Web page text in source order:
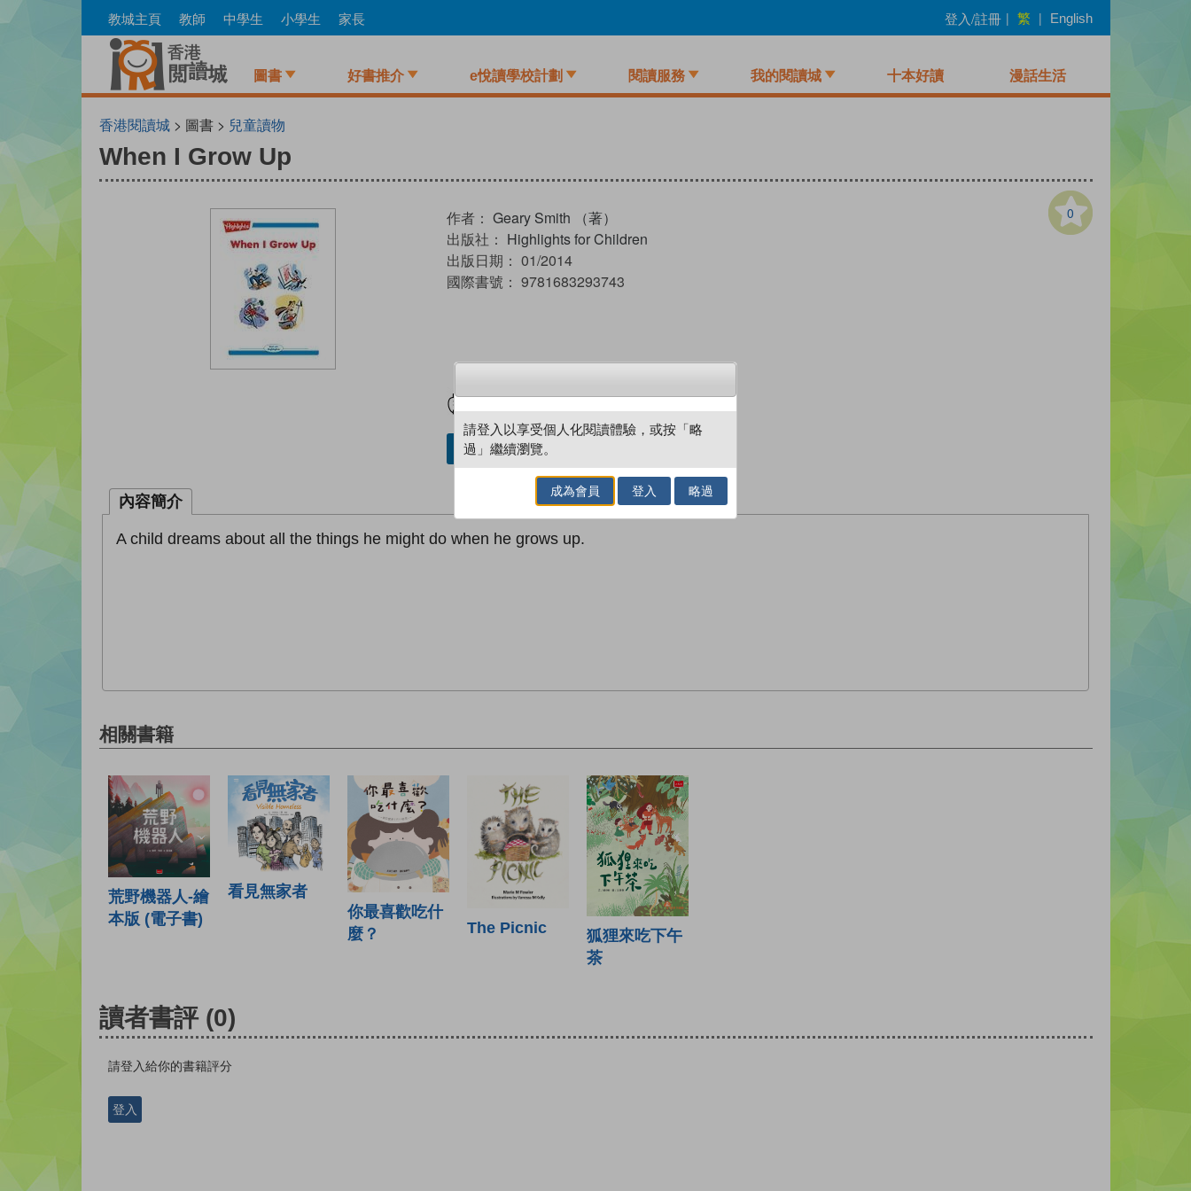
to
教城主頁 教師 中學生 小學生 家長 登入/註冊 | 繁 | English
圖書 好書推介 e悅讀學校計劃 閱讀服務 我的閱讀城 十本好讀 漫話生活
香港閱讀城> 圖書 > 兒童讀物
When I Grow Up
0
作者： Geary Smith （著）
出版社： Highlights for Children
出版日期： 01/2014
國際書號： 9781683293743
加入／閱讀電子書
內容簡介
A child dreams about all the things he might do when he grows up.
相關書籍
荒野機器人-繪
本版 (電子書)
看見無家者
你最喜歡吃什
麼？
The Picnic
狐狸來吃下午
茶
讀者書評 (0)
請登入給你的書籍評分
登入
請登入以享受個人化閱讀體驗，或按「略
過」繼續瀏覽。
成為會員 登入 略過